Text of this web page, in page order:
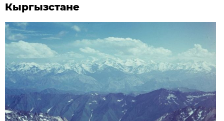
Кыргызстане